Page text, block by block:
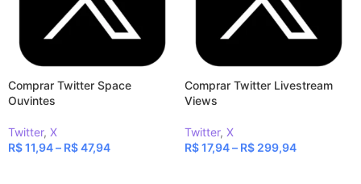
Comprar Twitter Space
Ouvintes
Twitter, X
R$11,94– R$47,94
Comprar Twitter Livestream
Views
Twitter, X
R$17,94– R$ 299,94